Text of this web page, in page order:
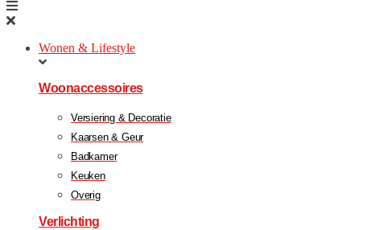
Wonen & Lifestyle
Woonaccessoires
Versiering & Decoratie
Kaarsen & Geur
Badkamer
Keuken
Overig
Verlichting